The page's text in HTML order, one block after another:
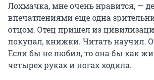
Лохмачка, мне очень нравится, —
впечатлениями еще одна
отцом. Отец пришел из
покупал, книжки. Читать научил.
Если бы не любил, то она бы как
четырех руках и ногах ходила.